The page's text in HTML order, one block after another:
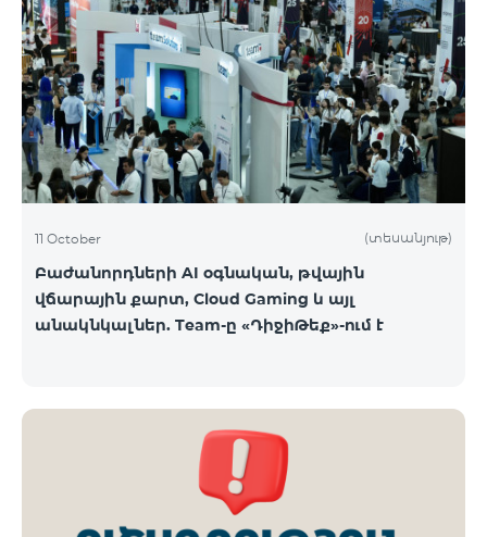
Գավառ քաղաքներում մինչև 15․11․2025
ներառյալ։Ի՞նչ է ներառում Ամրակցված ցանցի
ԿՈՍՄՈ 3 TV փաթեթը․ Ինտերնետ. Մինչև 50 Մբիթ/
վ արագություն։ TV. Մինչև 80 TV ալիք՝ TeamTv
Smart հավելվածով Ֆիքսված հեռախոսակապ.
180 րոպե դեպի Team ֆիքսված ցանց։ Սույն
սակագնային փաթեթում ներառվա
11 October (տեսանյութ)
Բաժանորդների AI օգնական, թվային
վճարային քարտ, Cloud Gaming և այլ
անակնկալներ. Team-ը «ԴիջիԹեք»-ում է